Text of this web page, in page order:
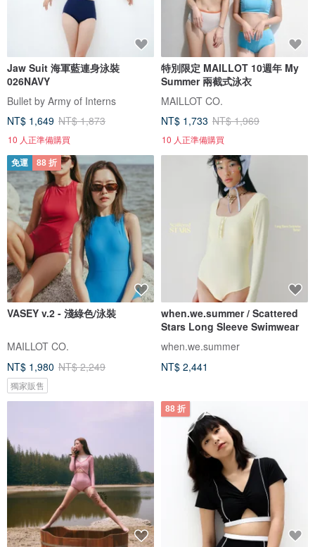
Jaw Suit 海軍藍連身泳裝
026NAVY
Bullet by Army of Interns
NT$ 1,649 NT$ 1,873
10 人正準備購買
特別限定 MAILLOT 10週年 My
Summer 兩截式泳衣
MAILLOT CO.
NT$ 1,733 NT$ 1,969
10 人正準備購買
免運 88 折
VASEY v.2 - 淺綠色/泳裝
MAILLOT CO.
NT$ 1,980 NT$ 2,249
獨家販售
when.we.summer / Scattered
Stars Long Sleeve Swimwear
when.we.summer
NT$ 2,441
88 折